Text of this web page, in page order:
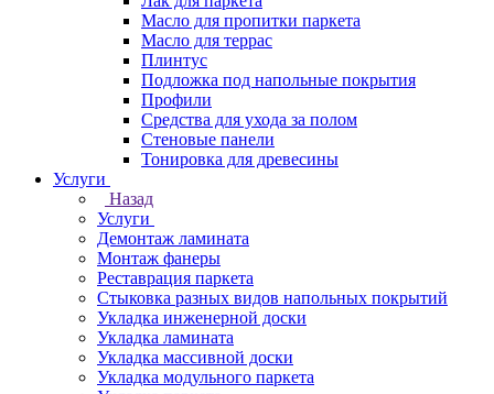
Масло для пропитки паркета
Масло для террас
Плинтус
Подложка под напольные покрытия
Профили
Средства для ухода за полом
Стеновые панели
Тонировка для древесины
Услуги
Назад
Услуги
Демонтаж ламината
Монтаж фанеры
Реставрация паркета
Стыковка разных видов напольных покрытий
Укладка инженерной доски
Укладка ламината
Укладка массивной доски
Укладка модульного паркета